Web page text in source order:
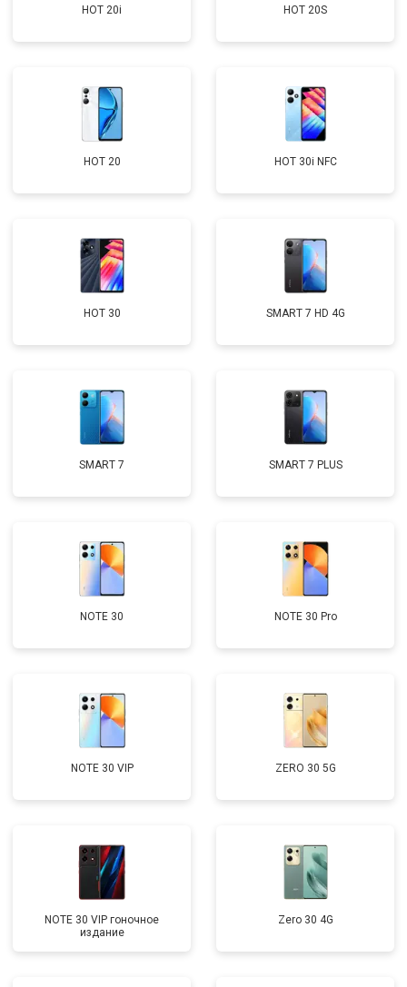
HOT 20i HOT 20S
HOT 20 HOT 30i NFC
HOT 30 SMART 7 HD 4G
SMART 7 SMART 7 PLUS
NOTE 30 NOTE 30 Pro
NOTE 30 VIP ZERO 30 5G
NOTE 30 VIP гоночное
издание
Zero 30 4G